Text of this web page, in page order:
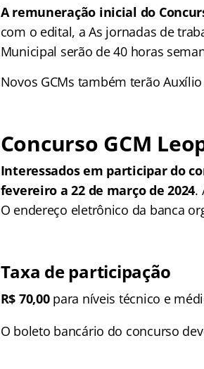
A remuneração inicial do
com o edital, a As jornadas de
Municipal serão de 40 horas
Novos GCMs também terão
Concurso GCM
Interessados em participar do
fevereiro a 22 de março de 2024.
O endereço eletrônico da banca
Taxa de participação
R$ 70,00para níveis técnico e
O boleto bancário do concurso